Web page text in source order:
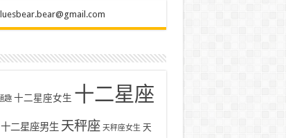
趣 十二星座女生 十二星座
十二星座男生 天秤座 天秤座女生 天